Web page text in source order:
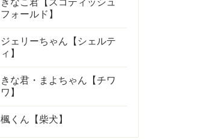
きなこ君【スコティッシュ
フォールド】
ジェリーちゃん【シェルテ
ィ】
きな君・まよちゃん【チワ
ワ】
楓くん【柴犬】